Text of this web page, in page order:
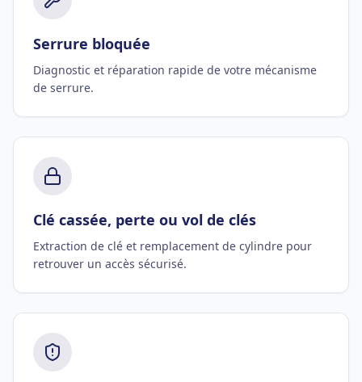
Serrure bloquée
Diagnostic et réparation rapide de votre mécanisme
de serrure.
Clé cassée, perte ou vol de clés
Extraction de clé et remplacement de cylindre pour
retrouver un accès sécurisé.